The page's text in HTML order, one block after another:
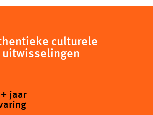
culturele
uitwisselingen
jaar